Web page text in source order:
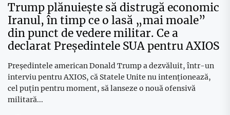
Trump plănuiește să distrugă economic
Iranul, în timp ce o lasă „mai moale”
din punct de vedere militar. Ce a
declarat Președintele SUA pentru AXIOS
Președintele american Donald Trump a dezvăluit, într-un
interviu pentru AXIOS, că Statele Unite nu intenționează,
cel puțin pentru moment, să lanseze o nouă ofensivă
militară...